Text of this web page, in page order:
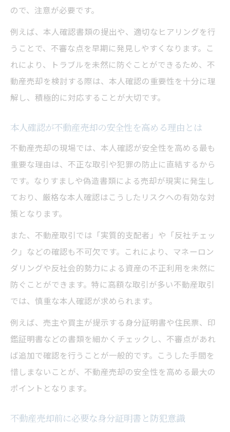
ので、注意が必要です。
例えば、本人確認書類の提出や、適切なヒアリングを行
うことで、不審な点を早期に発見しやすくなります。こ
れにより、トラブルを未然に防ぐことができるため、不
動産売却を検討する際は、本人確認の重要性を十分に理
解し、積極的に対応することが大切です。
本人確認が不動産売却の安全性を高める理由とは
不動産売却の現場では、本人確認が安全性を高める最も
重要な理由は、不正な取引や犯罪の防止に直結するから
です。なりすましや偽造書類による売却が現実に発生し
ており、厳格な本人確認はこうしたリスクへの有効な対
策となります。
また、不動産取引では「実質的支配者」や「反社チェッ
ク」などの確認も不可欠です。これにより、マネーロン
ダリングや反社会的勢力による資産の不正利用を未然に
防ぐことができます。特に高額な取引が多い不動産取引
では、慎重な本人確認が求められます。
例えば、売主や買主が提示する身分証明書や住民票、印
鑑証明書などの書類を細かくチェックし、不審点があれ
ば追加で確認を行うことが一般的です。こうした手間を
惜しまないことが、不動産売却の安全性を高める最大の
ポイントとなります。
不動産売却前に必要な身分証明書と防犯意識